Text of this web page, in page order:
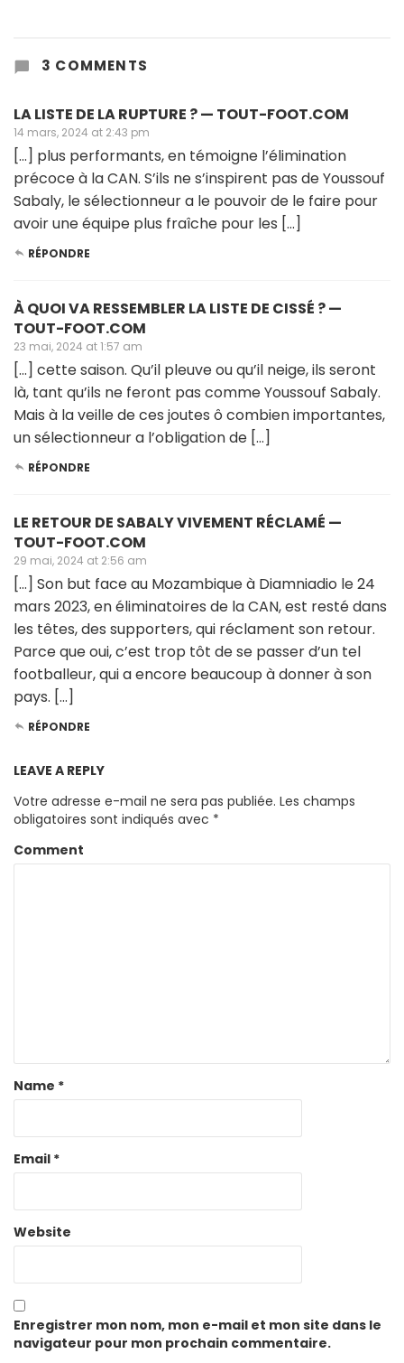
3 COMMENTS
LA LISTE DE LA RUPTURE ? — TOUT-FOOT.COM
14 mars, 2024 at 2:43 pm
[…] plus performants, en témoigne l’élimination
précoce à la CAN. S’ils ne s’inspirent pas de Youssouf
Sabaly, le sélectionneur a le pouvoir de le faire pour
avoir une équipe plus fraîche pour les […]
RÉPONDRE
À QUOI VA RESSEMBLER LA LISTE DE CISSÉ ? —
TOUT-FOOT.COM
23 mai, 2024 at 1:57 am
[…] cette saison. Qu’il pleuve ou qu’il neige, ils seront
là, tant qu’ils ne feront pas comme Youssouf Sabaly.
Mais à la veille de ces joutes ô combien importantes,
un sélectionneur a l’obligation de […]
RÉPONDRE
LE RETOUR DE SABALY VIVEMENT RÉCLAMÉ —
TOUT-FOOT.COM
29 mai, 2024 at 2:56 am
[…] Son but face au Mozambique à Diamniadio le 24
mars 2023, en éliminatoires de la CAN, est resté dans
les têtes, des supporters, qui réclament son retour.
Parce que oui, c’est trop tôt de se passer d’un tel
footballeur, qui a encore beaucoup à donner à son
pays. […]
RÉPONDRE
LEAVE A REPLY
Votre adresse e-mail ne sera pas publiée. Les champs
obligatoires sont indiqués avec *
Comment
Name *
Email *
Website
Enregistrer mon nom, mon e-mail et mon site dans le
navigateur pour mon prochain commentaire.